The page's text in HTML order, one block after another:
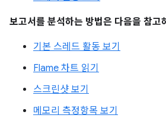
보고서를 분석하는 방법은 다음을 참고
기본 스레드 활동 보기
Flame 차트 읽기
스크린샷 보기
메모리 측정항목 보기